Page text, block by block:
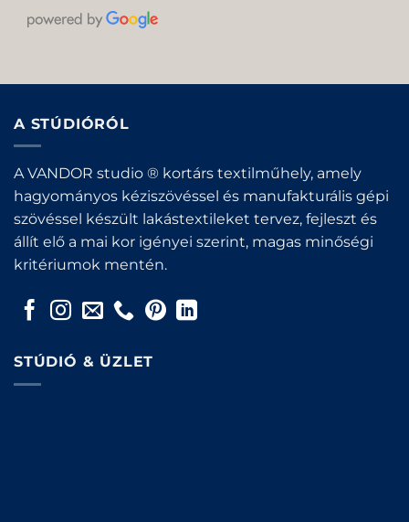
A STÚDIÓRÓL
A VANDOR studio ® kortárs textilműhely, amely
hagyományos kéziszövéssel és manufakturális gépi
szövéssel készült lakástextileket tervez, fejleszt és
állít elő a mai kor igényei szerint, magas minőségi
kritériumok mentén.
STÚDIÓ & ÜZLET